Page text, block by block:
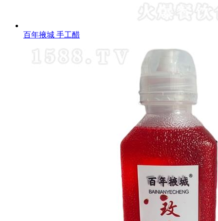
百年掖城 手工醋